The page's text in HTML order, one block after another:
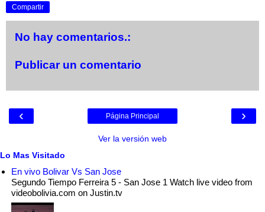
Compartir
No hay comentarios.:
Publicar un comentario
‹ ›
Página Principal
Ver la versión web
Lo Mas Visitado
En vivo Bolivar Vs San Jose
Segundo Tiempo Ferreira 5 - San Jose 1 Watch live video from
videobolivia.com on Justin.tv